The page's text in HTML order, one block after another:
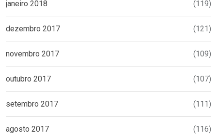
janeiro 2018 (119)
dezembro 2017 (121)
novembro 2017 (109)
outubro 2017 (107)
setembro 2017 (111)
agosto 2017 (116)